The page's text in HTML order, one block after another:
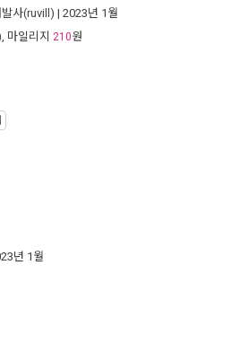
사(ruvill) | 2023년 1월
마일리지 210원
년 1월